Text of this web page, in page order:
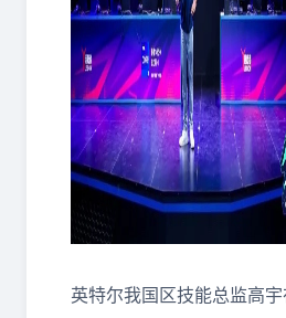
英特尔我国区技能总监高